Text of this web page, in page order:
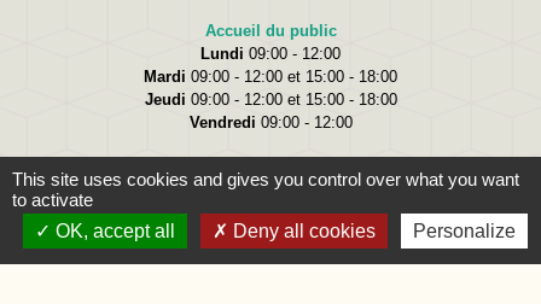
Accueil du public
Lundi 09:00 - 12:00
Mardi 09:00 - 12:00 et 15:00 - 18:00
Jeudi 09:00 - 12:00 et 15:00 - 18:00
Vendredi 09:00 - 12:00
This site uses cookies and gives you control over what you want
to activate
OK, accept all
Deny all cookies Personalize